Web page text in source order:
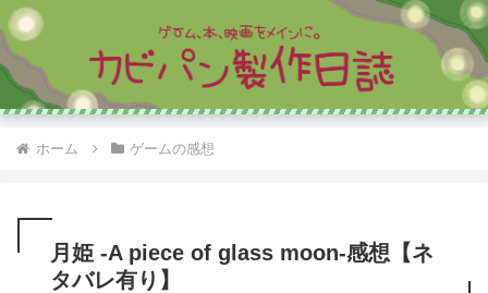
ホーム ゲームの感想
月姫 -A piece of glass moon-感想【ネ
タバレ有り】